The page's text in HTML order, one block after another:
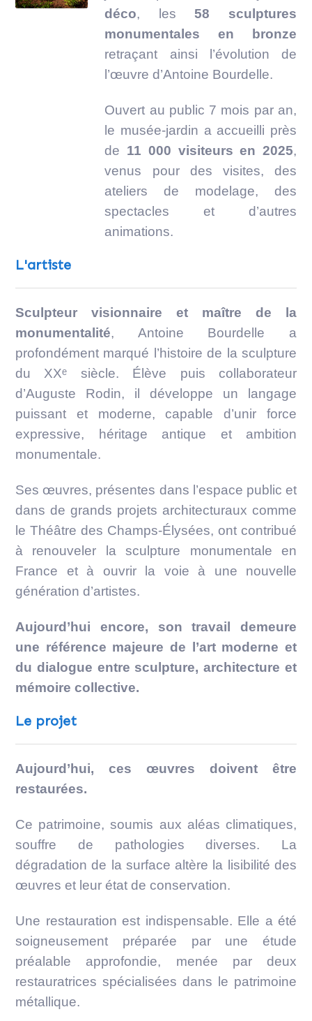
déco, les58 sculptures
monumentales en bronze
retraçant ainsi l’évolution de
l’œuvre d’Antoine Bourdelle.
Ouvert au public 7 mois par an,
le musée-jardin a accueilli près
de 11 000 visiteurs en 2025,
venus pour des visites, des
ateliers de modelage, des
spectacles et d’autres
animations.
L'artiste
Sculpteur visionnaire et maître de la
monumentalité, Antoine Bourdelle a
profondément marqué l’histoire de la sculpture
du XXᵉ siècle. Élève puis collaborateur
d’Auguste Rodin, il développe un langage
puissant et moderne, capable d’unir force
expressive, héritage antique et ambition
monumentale.
Ses œuvres, présentes dans l’espace public et
dans de grands projets architecturaux comme
le Théâtre des Champs-Élysées, ont contribué
à renouveler la sculpture monumentale en
France et à ouvrir la voie à une nouvelle
génération d’artistes.
Aujourd’hui encore, son travail demeure
une référence majeure de l’art moderne et
du dialogue entre sculpture, architecture et
mémoire collective.
Le projet
Aujourd’hui, ces œuvres doivent être
restaurées.
Ce patrimoine, soumis aux aléas climatiques,
souffre de pathologies diverses. La
dégradation de la surface altère la lisibilité des
œuvres et leur état de conservation.
Une restauration est indispensable. Elle a été
soigneusement préparée par une étude
préalable approfondie, menée par deux
restauratrices spécialisées dans le patrimoine
métallique.